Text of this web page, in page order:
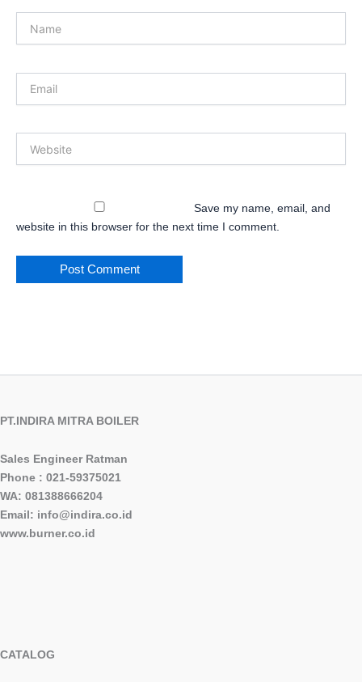
Save my name, email, and
website in this browser for the next time I comment.
PT.INDIRA MITRA BOILER
Sales Engineer Ratman
Phone : 021-59375021
WA: 081388666204
Email: info@indira.co.id
www.burner.co.id
CATALOG